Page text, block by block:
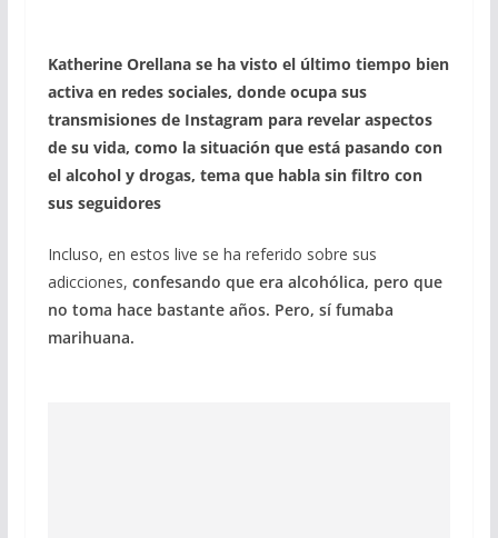
Katherine Orellana se ha visto el último tiempo bien
activa en redes sociales, donde ocupa sus
transmisiones de Instagram para revelar aspectos
de su vida, como la situación que está pasando con
el alcohol y drogas, tema que habla sin filtro con
sus seguidores
Incluso, en estos live se ha referido sobre sus
adicciones, confesando que era alcohólica, pero que
no toma hace bastante años. Pero, sí fumaba
marihuana.